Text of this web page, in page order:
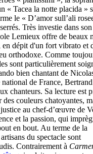
« Tacea la notte placida »
le « D’amor sull’ali
Très investie dans son
Lemieux offre de beaux
en dépit d'un fort vibrato et
orthodoxe. Comme
sont particulièrement
bien chantant de
national de France,
chanteurs. Sa lecture est
couleurs chatoyantes,
au chef-d’œuvre de
et la passion, qui
en bout. Au terme de la
du spectacle sont
Contrairement à